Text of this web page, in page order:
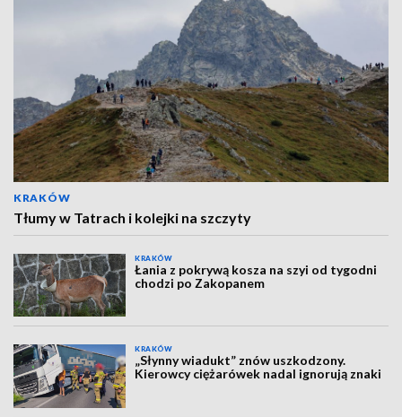
KRAKÓW
Tłumy w Tatrach i kolejki na szczyty
KRAKÓW
Łania z pokrywą kosza na szyi od tygodni
chodzi po Zakopanem
KRAKÓW
„Słynny wiadukt” znów uszkodzony.
Kierowcy ciężarówek nadal ignorują znaki